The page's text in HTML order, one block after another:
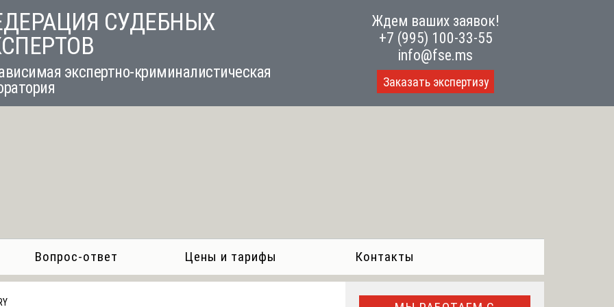
СУДЕБНЫХ
экспертно-криминалистическая
Ждем ваших заявок!
+7 (995) 100-33-55
info@fse.ms
Заказать экспертизу
Вопрос-ответ Цены и тарифы Контакты